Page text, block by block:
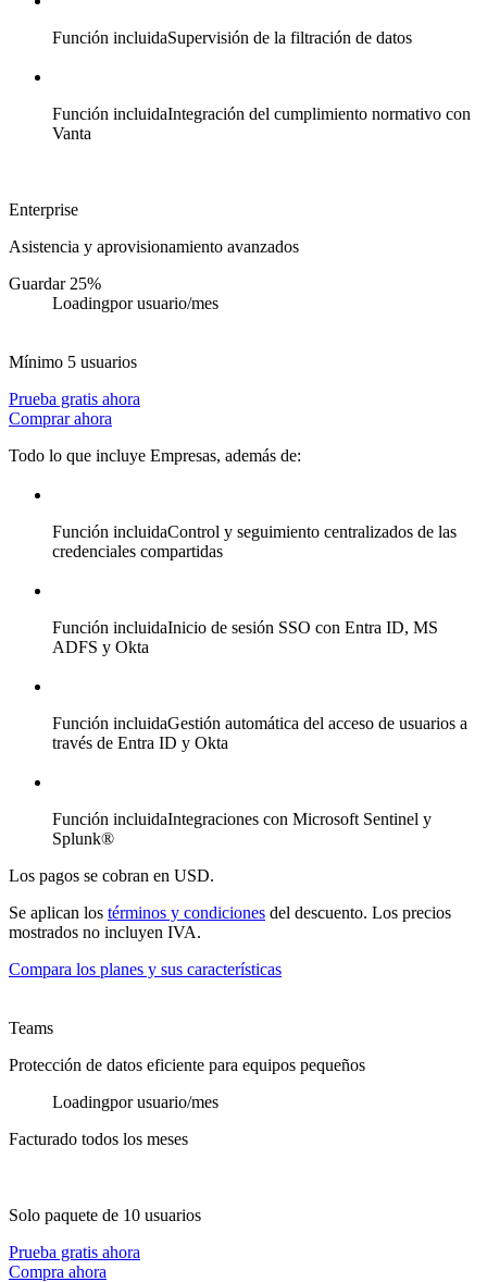
Función incluidaSupervisión de la filtración de datos
Función incluidaIntegración del cumplimiento normativo con
Vanta
Enterprise
Asistencia y aprovisionamiento avanzados
Guardar 25%
Loadingpor usuario/mes
Mínimo 5 usuarios
Prueba gratis ahora
Comprar ahora
Todo lo que incluye Empresas, además de:
Función incluidaControl y seguimiento centralizados de las
credenciales compartidas
Función incluidaInicio de sesión SSO con Entra ID, MS
ADFS y Okta
Función incluidaGestión automática del acceso de usuarios a
través de Entra ID y Okta
Función incluidaIntegraciones con Microsoft Sentinel y
Splunk®
Los pagos se cobran en USD.
Se aplican los términos y condiciones del descuento. Los precios
mostrados no incluyen IVA.
Compara los planes y sus características
Teams
Protección de datos eficiente para equipos pequeños
Loadingpor usuario/mes
Facturado todos los meses
Solo paquete de 10 usuarios
Prueba gratis ahora
Compra ahora